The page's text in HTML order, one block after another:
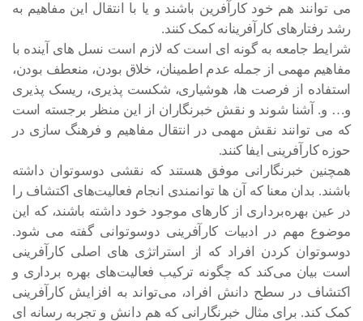
می توانند هم خود کارآفرین باشند و یا با انتقال این مفاهیم به
رشد رفتارهای کارآفرینانه کمک کنند.
شرایط جامعه به گونه ای است که لازم است نسل های آینده با
مفاهیم مهمی از جمله عدم اطمینان، خلاق بودن، منعطف بودن،
استفاده از فرصت ها، هوشیاری، شکست پذیری، ریسک پذیری
و… و. آشنا شوند و نقش خبرنگاران از این منظر برجسته است
که می توانند نقش مهمی در انتقال مفاهیم و فرهنگ سازی در
حوزه کارآفرینی ایفا کنند.
همچنین خبرنگارانی موفق هستند که نقشی دوسوتوان داشته
باشند. بدان معنا که آن ها توانمندی انجام فعالیت‌های اکتشاف را
در عین بهره‌برداری از کارهای موجود خود داشته باشند، که این
موضوع مهم در ادبیات کارآفرینی دوسوتوانی گفته می شود.
دوسوتوان کردن افراد که از استراتژی های اصلی کارآفرینی
است بیان می‌کند که چگونه ترکیب فعالیت‌های بهره برداری و
اکتشاف در سطح دانش افراد، می‌تواند به افزایش کارآفرینی
کمک کند. برای مثال خبرنگارانی که هم دانش و تجربه رسانه ای